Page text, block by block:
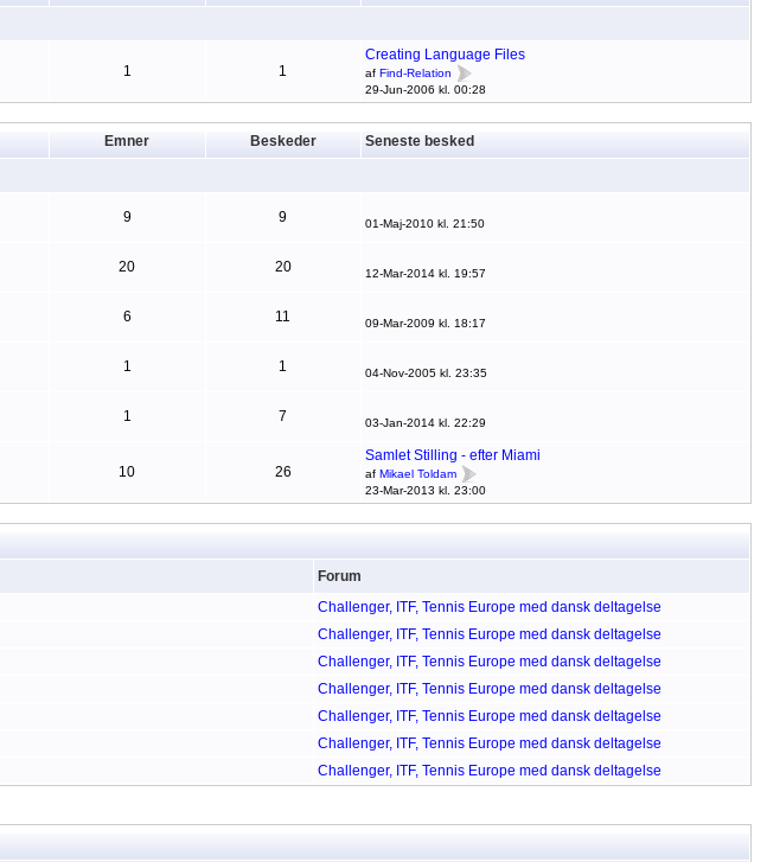
1 1
Creating Language Files
af Find-Relation
29-Jun-2006 kl. 00:28
Emner Beskeder Seneste besked
9 9 01-Maj-2010 kl. 21:50
20 20 12-Mar-2014 kl. 19:57
6 11 09-Mar-2009 kl. 18:17
1 1 04-Nov-2005 kl. 23:35
1 7 03-Jan-2014 kl. 22:29
10 26
Samlet Stilling - efter Miami
af Mikael Toldam
23-Mar-2013 kl. 23:00
Forum
Challenger, ITF, Tennis Europe med dansk deltagelse
Challenger, ITF, Tennis Europe med dansk deltagelse
Challenger, ITF, Tennis Europe med dansk deltagelse
Challenger, ITF, Tennis Europe med dansk deltagelse
Challenger, ITF, Tennis Europe med dansk deltagelse
Challenger, ITF, Tennis Europe med dansk deltagelse
Challenger, ITF, Tennis Europe med dansk deltagelse